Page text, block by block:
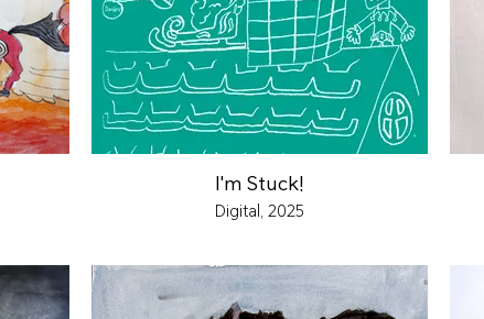
I'm Stuck!
Digital, 2025